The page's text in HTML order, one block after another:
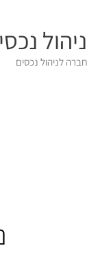
ניהול
חברה לניהול נכסים